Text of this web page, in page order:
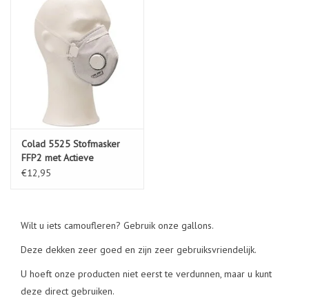
Colad 5525 Stofmasker
FFP2 met Actieve
Koolstoffilter
€12,95
Wilt u iets camoufleren? Gebruik onze gallons.
Deze dekken zeer goed en zijn zeer gebruiksvriendelijk.
U hoeft onze producten niet eerst te verdunnen, maar u kunt
deze direct gebruiken.